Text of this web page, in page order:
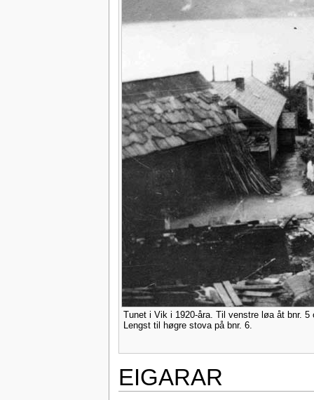
Tunet i Vik i 1920-åra. Til venstre løa åt bnr.
Lengst til høgre stova på bnr. 6.
EIGARAR